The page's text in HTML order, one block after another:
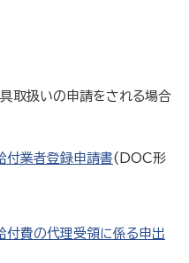
取扱いの申請をされる場合
付業者登録申請書(DOC形
付費の代理受領に係る申出